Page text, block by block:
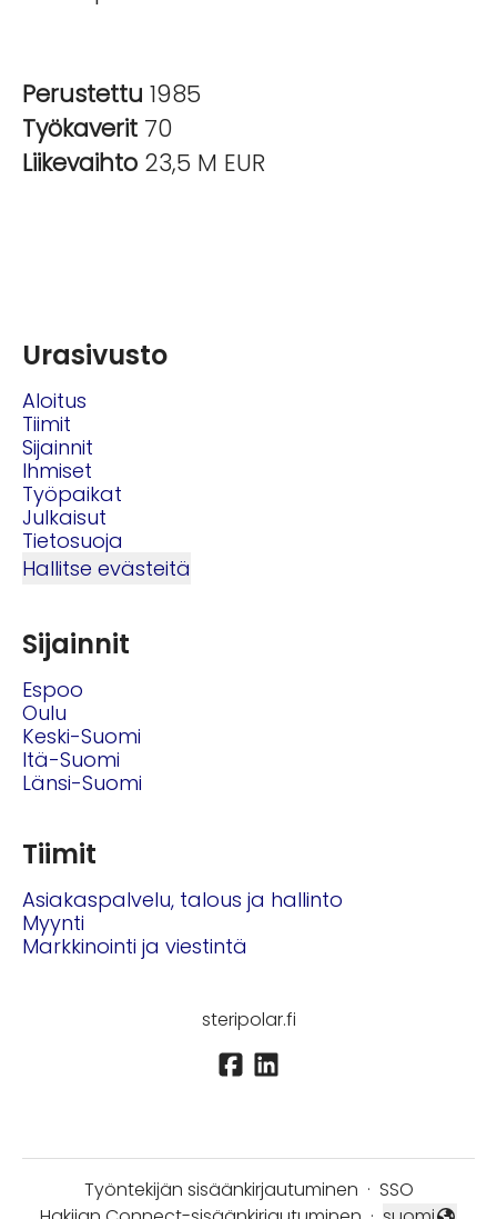
Perustettu 1985
Työkaverit 70
Liikevaihto 23,5 M EUR
Urasivusto
Aloitus
Tiimit
Sijainnit
Ihmiset
Työpaikat
Julkaisut
Tietosuoja
Hallitse evästeitä
Sijainnit
Espoo
Oulu
Keski-Suomi
Itä-Suomi
Länsi-Suomi
Tiimit
Asiakaspalvelu, talous ja hallinto
Myynti
Markkinointi ja viestintä
steripolar.fi
Työntekijän sisäänkirjautuminen · SSO